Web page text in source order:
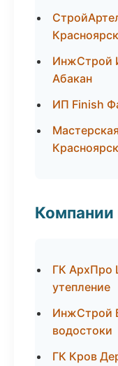
Красноярск
ИнжСтрой
Абакан
ИП Finish
Красноярск
Компании
ГК АрхПро
утепление
ИнжСтрой
водостоки
ГК Кров